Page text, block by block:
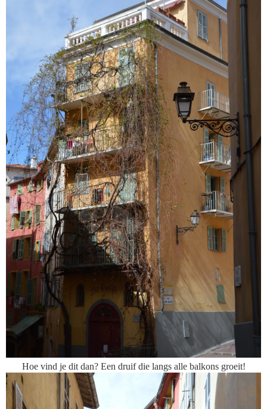
Hoe vind je dit dan? Een druif die langs alle balkons groeit!